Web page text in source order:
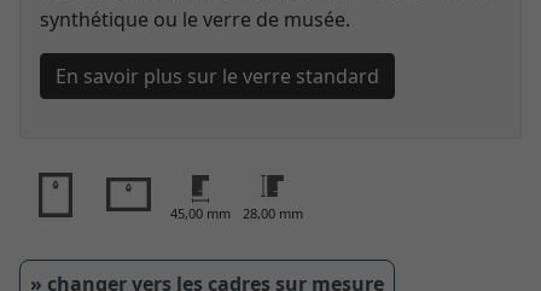
synthétique ou le verre de musée.
En savoir plus sur le verre standard
45,00 mm 28,00 mm
» changer vers les cadres sur mesure